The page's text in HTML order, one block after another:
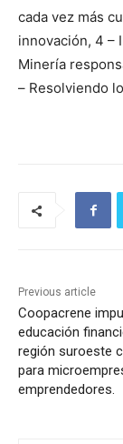
cada vez más
innovación, 4 –
Minería
– Resolviendo
Previous article
Coopacrene
educación
región suroeste
para
emprendedores.